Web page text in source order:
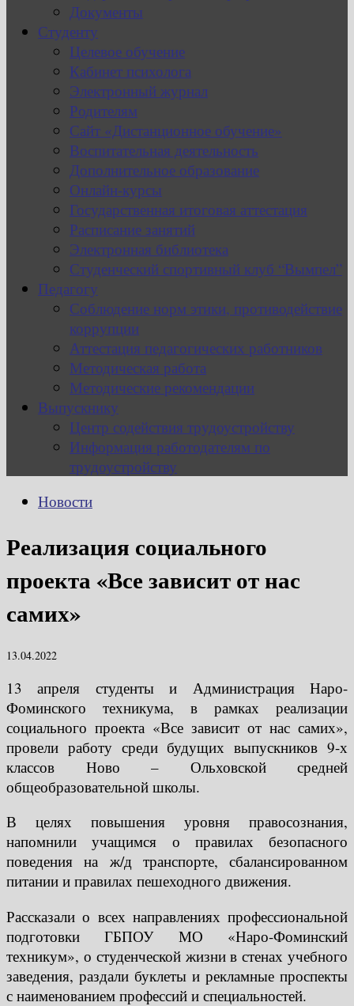
Документы
Студенту
Целевое обучение
Кабинет психолога
Электронный журнал
Родителям
Сайт «Дистанционное обучение»
Воспитательная деятельность
Дополнительное образование
Онлайн-курсы
Государственная итоговая аттестация
Расписание занятий
Электронная библиотека
Студенческий спортивный клуб “Вымпел”
Педагогу
Соблюдение норм этики, противодействие
коррупции
Аттестация педагогических работников
Методическая работа
Методические рекомендации
Выпускнику
Центр содействия трудоустройству
Информация работодателям по
трудоустройству
Новости
Реализация социального
проекта «Все зависит от нас
самих»
13.04.2022
13 апреля студенты и Администрация Наро-
Фоминского техникума, в рамках реализации
социального проекта «Все зависит от нас самих»,
провели работу среди будущих выпускников 9-х
классов Ново – Ольховской средней
общеобразовательной школы.
В целях повышения уровня правосознания,
напомнили учащимся о правилах безопасного
поведения на ж/д транспорте, сбалансированном
питании и правилах пешеходного движения.
Рассказали о всех направлениях профессиональной
подготовки ГБПОУ МО «Наро-Фоминский
техникум», о студенческой жизни в стенах учебного
заведения, раздали буклеты и рекламные проспекты
с наименованием профессий и специальностей.